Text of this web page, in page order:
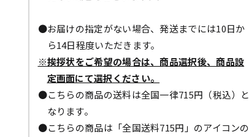
●お届けの指定がない場合、発送までには10日か
ら14日程度いただきます。
※挨拶状をご希望の場合は、商品選択後、商品設
定画面にて選択ください。
●こちらの商品の送料は全国一律715円（税込）と
なります。
●こちらの商品は「全国送料715円」のアイコンの